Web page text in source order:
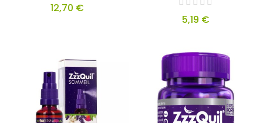
12,70 €
5,19 €